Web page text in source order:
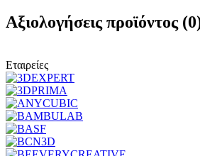
Αξιολογήσεις προϊόντος
Εταιρείες